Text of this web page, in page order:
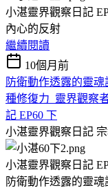
小湛靈界觀察日記
內心的反射
繼續閱讀
10個月前
防衛動作透露的靈
種修復力 靈界觀察
記 EP60 下
小湛靈界觀察日記
小湛靈界觀察日記
防衛動作透露的靈魂